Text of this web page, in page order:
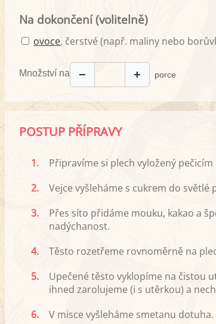
Na dokončení (volitelně)
ovoce, čerstvé (např. maliny nebo
Množství na − + porce
POSTUP PŘÍPRAVY
1.
Připravíme si plech vyložený
2.
Vejce vyšleháme s cukrem do světlé
3.
Přes síto přidáme mouku, kakao a
nadýchanost.
4.
Těsto rozetřeme rovnoměrně na
5.
Upečené těsto vyklopíme na čistou
ihned zarolujeme (i s utěrkou) a
6.
V misce vyšleháme smetanu dotuha.